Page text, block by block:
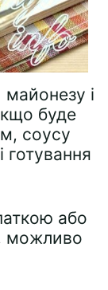
і
буде
соусу
готування
або
можливо